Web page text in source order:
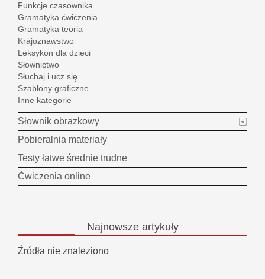
Funkcje czasownika
Gramatyka ćwiczenia
Gramatyka teoria
Krajoznawstwo
Leksykon dla dzieci
Słownictwo
Słuchaj i ucz się
Szablony graficzne
Inne kategorie
Słownik obrazkowy
Pobieralnia materiały
Testy łatwe średnie trudne
Ćwiczenia online
Najnowszeartykuły
Źródła nie znaleziono